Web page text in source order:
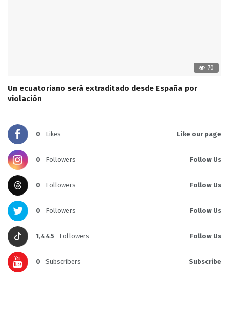
70
Un ecuatoriano será extraditado desde España por
violación
0 Likes Like our page
0 Followers Follow Us
0 Followers Follow Us
0 Followers Follow Us
1,445 Followers Follow Us
0 Subscribers Subscribe